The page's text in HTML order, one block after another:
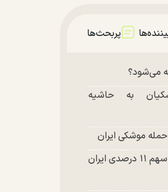
پربحث‌ها
می‌شود؟
به حاشیه
حمله موشکی ایران
پاسخ عراقچی به ادعای سهم ۱۱ درصدی ایران